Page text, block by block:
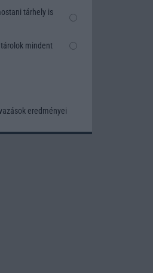
tárhely is
mindent
eredményei